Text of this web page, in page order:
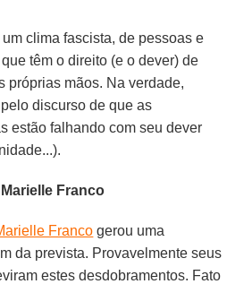
clima fascista, de pessoas e
têm o direito (e o dever) de
próprias mãos. Na verdade,
discurso de que as
estão falhando com seu dever
Franco
Franco gerou uma
da prevista. Provavelmente seus
estes desdobramentos. Fato